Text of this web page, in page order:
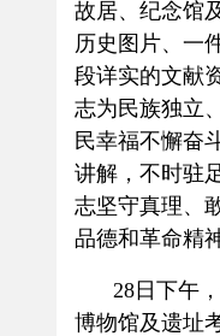
故居、纪念馆
历史图片、一
段详实的文献
志为民族独立
民幸福不懈奋
讲解，不时驻
志坚守真理、
品德和革命精神
28日下午
博物馆及遗址